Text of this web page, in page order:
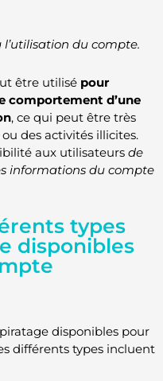
du compte.
être utilisé pour
comportement d’une
, ce qui peut être très
des activités illicites.
aux utilisateurs de
informations du compte
types
disponibles
disponibles pour
différents types incluent